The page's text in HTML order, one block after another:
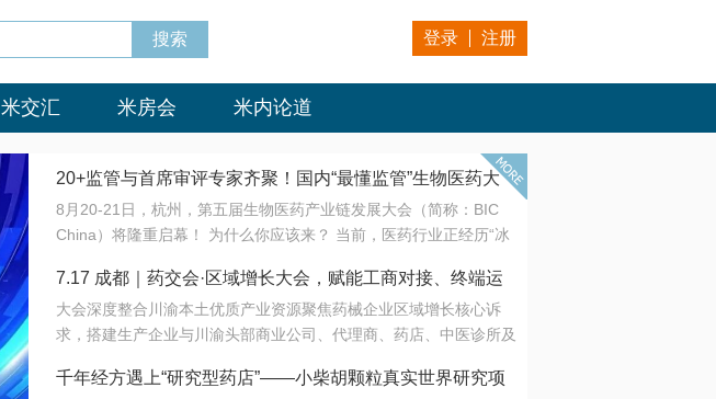
登录 注册
米交汇 米房会 米内论道
20+监管与首席审评专家齐聚！国内“最懂监管”生物医药大
会8月开幕！
8月20-21日，杭州，第五届生物医药产业链发展大会（简称：BIC
China）将隆重启幕！ 为什么你应该来？ 当前，医药行业正经历“冰
法正重新定义研发效率；另一端是创新药“最后一公里”的支付与入院
难题，呼唤更成熟的产业生态。 同质化“内卷”已无出路，全产业链协
同与出海能力建设才是破局关键。 本届大会以 “重构生态，定义未
算力突围；从中药创新、复杂药物制剂、CGT、多肽与小核酸的技
7.17 成都｜药交会·区域增长大会，赋能工商对接、终端运
营
大会深度整合川渝本土优质产业资源聚焦药械企业区域增长核心诉
求，搭建生产企业与川渝头部商业公司、代理商、药店、中医诊所及
域增量份额夯实西南市场战略布局
千年经方遇上“研究型药店”——小柴胡颗粒真实世界研究项